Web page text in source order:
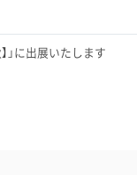
」に出展いたします